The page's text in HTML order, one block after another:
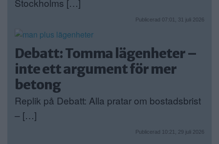
Publicerad 07:01, 31 juli 2026
Debatt: Tomma lägenheter –
inte ett argument för mer
betong
Replik på Debatt: Alla pratar om bostadsbrist
– […]
Publicerad 10:21, 29 juli 2026